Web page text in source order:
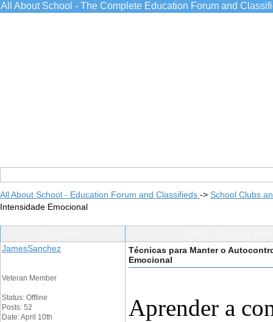
All About School - The Complete Education Forum and
All About School - Education Forum and Classifieds -> School Clubs
Intensidade Emocional
JamesSanchez
Veteran Member
Status: Offline
Posts: 52
Date: April 10th
Técnicas para Manter o
Emocional
Aprender a